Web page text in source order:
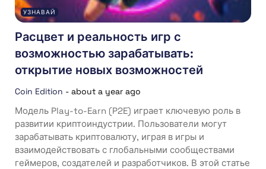
УЗНАВАЙ
Расцвет и реальность игр с
возможностью зарабатывать:
открытие новых возможностей
Coin Edition - about a year ago
Модель Play-to-Earn (P2E) играет ключевую роль в
развитии криптоиндустрии. Пользователи могут
зарабатывать криптовалюту, играя в игры и
взаимодействовать с глобальными сообществами
геймеров, создателей и разработчиков. В этой статье